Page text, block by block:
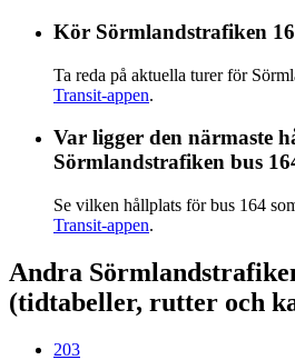
Kör Sörmlandstrafiken
Ta reda på aktuella turer för
Transit-appen.
Var ligger den närmaste
Sörmlandstrafiken bus
Se vilken hållplats för bus 164
Transit-appen.
Andra
(tidtabeller, rutter och
203